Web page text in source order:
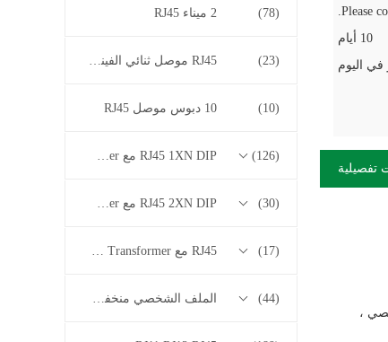
2 ميناء RJ45 (78)
RJ45 موصل ثنائي الفينيل متعدد الكلور (23)
10 دبوس موصل RJ45 (10)
RJ45 1XN DIP مع 10/100/1000M Base-T Series Transformer (126)
RJ45 2XN DIP مع 10/100/1000M Base-T Series Transformer (30)
RJ45 مع 2.5G / 5G / 10G Base-T Series Transformer (17)
الملف الشخصي منخفض RJ45 (44)
Please
10 أيام
تفصيلية
،